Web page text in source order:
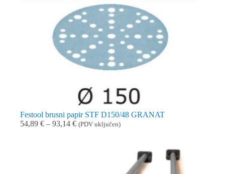
Festool brusni papir STF D150/48 GRANAT
54,89 € – 93,14 €Raspon
(PDV uključen)